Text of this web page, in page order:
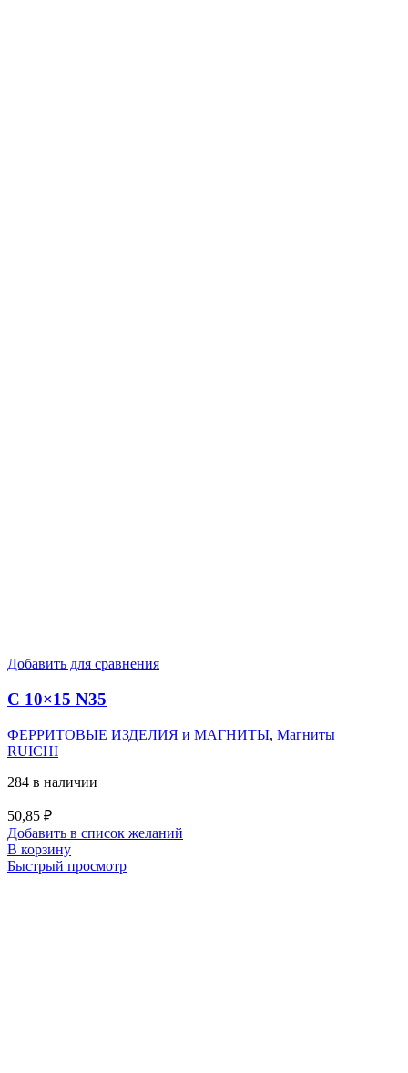
Добавить для сравнения
C 10×15 N35
ФЕРРИТОВЫЕ ИЗДЕЛИЯ и МАГНИТЫ, Магниты
RUICHI
284 в наличии
50,85 ₽
Добавить в список желаний
В корзину
Быстрый просмотр